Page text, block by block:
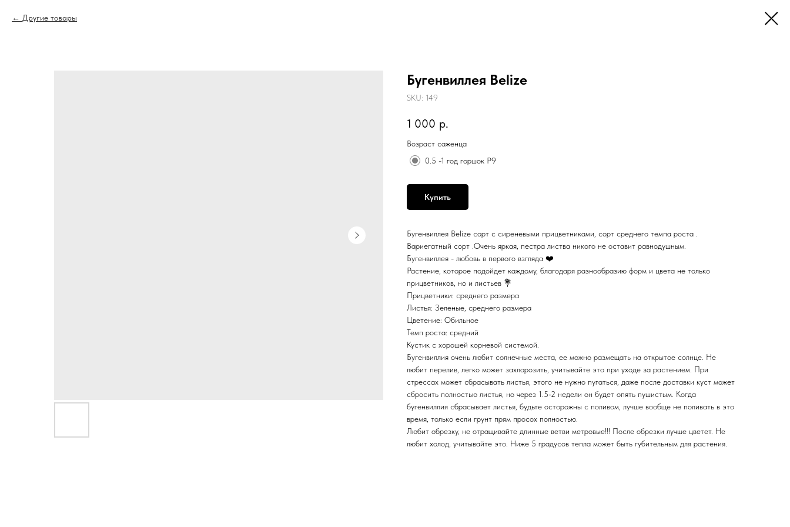
Другие товары
Бугенвиллея Belize
SKU: 149
1 000 р.
Возраст саженца
0.5 -1 год горшок Р9
Купить
Бугенвиллея Belize сорт с сиреневыми прицветниками, сорт среднего темпа роста .
Вариегатный сорт .Очень яркая, пестра листва никого не оставит равнодушным.
Бугенвиллея - любовь в первого взгляда ❤️
Растение, которое подойдет каждому, благодаря разнообразию форм и цвета не только
прицветников, но и листьев 💐
Прицветники: среднего размера
Листья: Зеленые, среднего размера
Цветение: Обильное
Темп роста: средний
Кустик с хорошей корневой системой.
Бугенвиллия очень любит солнечные места, ее можно размещать на открытое солнце. Не
любит перелив, легко может захлорозить, учитывайте это при уходе за растением. При
стрессах может сбрасывать листья, этого не нужно пугаться, даже после доставки куст может
сбросить полностью листья, но через 1.5-2 недели он будет опять пушистым. Когда
бугенвиллия сбрасывает листья, будьте осторожны с поливом, лучше вообще не поливать в это
время, только если грунт прям просох полностью.
Любит обрезку, не отращивайте длинные ветви метровые!!! После обрезки лучше цветет. Не
любит холод, учитывайте это. Ниже 5 градусов тепла может быть губительным для растения.